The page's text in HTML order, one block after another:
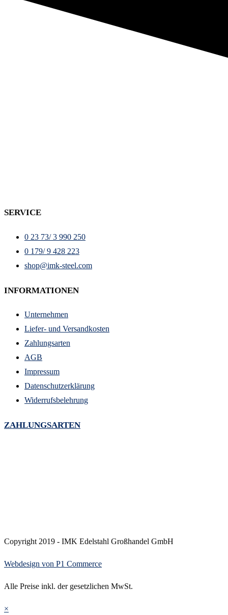
SERVICE
0 23 73/ 3 990 250
0 179/ 9 428 223
shop@imk-steel.com
INFORMATIONEN
Unternehmen
Liefer- und Versandkosten
Zahlungsarten
AGB
Impressum
Datenschutzerklärung
Widerrufsbelehrung
ZAHLUNGSARTEN
Copyright 2019 - IMK Edelstahl Großhandel GmbH
Webdesign von P1 Commerce
Alle Preise inkl. der gesetzlichen MwSt.
×